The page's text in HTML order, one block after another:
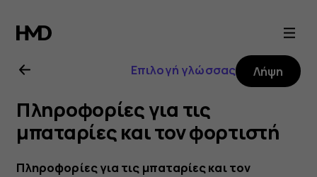
Οδηγίες
χρήσης
Nokia
2.1
Επιλογή γλώσσας Λήψη
Πληροφορίες για τις
μπαταρίες και τον φορτιστή
Πληροφορίες για τις μπαταρίες και τον